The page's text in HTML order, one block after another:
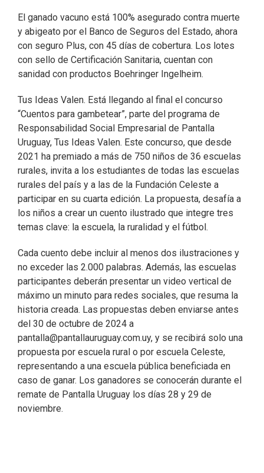
El ganado vacuno está 100% asegurado contra muerte
y abigeato por el Banco de Seguros del Estado, ahora
con seguro Plus, con 45 días de cobertura. Los lotes
con sello de Certificación Sanitaria, cuentan con
sanidad con productos Boehringer Ingelheim.
Tus Ideas Valen. Está llegando al final el concurso
“Cuentos para gambetear”, parte del programa de
Responsabilidad Social Empresarial de Pantalla
Uruguay, Tus Ideas Valen. Este concurso, que desde
2021 ha premiado a más de 750 niños de 36 escuelas
rurales, invita a los estudiantes de todas las escuelas
rurales del país y a las de la Fundación Celeste a
participar en su cuarta edición. La propuesta, desafía a
los niños a crear un cuento ilustrado que integre tres
temas clave: la escuela, la ruralidad y el fútbol.
Cada cuento debe incluir al menos dos ilustraciones y
no exceder las 2.000 palabras. Además, las escuelas
participantes deberán presentar un video vertical de
máximo un minuto para redes sociales, que resuma la
historia creada. Las propuestas deben enviarse antes
del 30 de octubre de 2024 a
pantalla@pantallauruguay.com.uy, y se recibirá solo una
propuesta por escuela rural o por escuela Celeste,
representando a una escuela pública beneficiada en
caso de ganar. Los ganadores se conocerán durante el
remate de Pantalla Uruguay los días 28 y 29 de
noviembre.